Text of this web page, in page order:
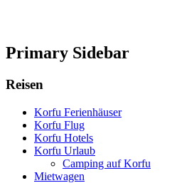
Primary Sidebar
Reisen
Korfu Ferienhäuser
Korfu Flug
Korfu Hotels
Korfu Urlaub
Camping auf Korfu
Mietwagen